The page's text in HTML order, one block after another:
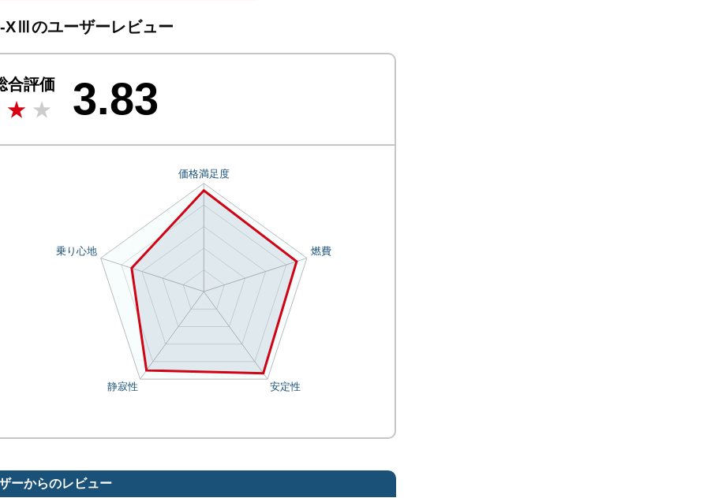
XⅢのユーザーレビュー
合評価 3.83
ーからのレビュー